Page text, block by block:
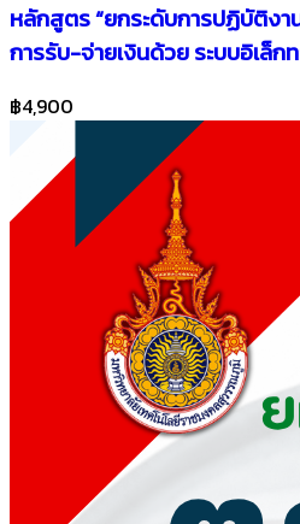
หลักสูตร “ยกระดับการปฏิบัติง
การรับ-จ่ายเงินด้วย ระบบอิเล็
ต้องและปลอดภัย ตามหลักวินัยก
฿4,900